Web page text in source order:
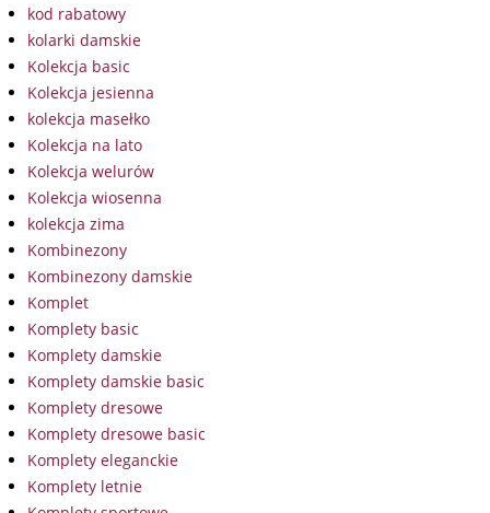
kod rabatowy
kolarki damskie
Kolekcja basic
Kolekcja jesienna
kolekcja masełko
Kolekcja na lato
Kolekcja welurów
Kolekcja wiosenna
kolekcja zima
Kombinezony
Kombinezony damskie
Komplet
Komplety basic
Komplety damskie
Komplety damskie basic
Komplety dresowe
Komplety dresowe basic
Komplety eleganckie
Komplety letnie